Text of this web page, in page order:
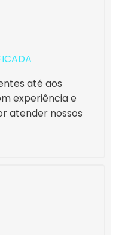
até aos
experiência e
atender nossos